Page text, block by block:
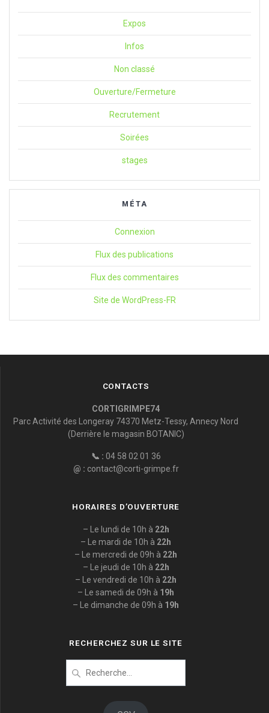
Expos
Infos
Non classé
Ouverture/Fermeture
Recrutement
Soirées
stages
MÉTA
Connexion
Flux des publications
Flux des commentaires
Site de WordPress-FR
CONTACTS
CORTIGRIMPE74
Parc Activité des Longeray 74370 Metz-Tessy, Annecy Nord
(Derrière le magasin BOTANIC)
📞 : 04 58 02 01 36
@ : contact@corti-grimpe.fr
HORAIRES D’OUVERTURE
– Le lundi de 10h à 22h
– Le mardi de 10h à 22h
– Le mercredi de 09h à 22h
– Le jeudi de 10h à 22h
– Le vendredi de 10h à 22h
– Le samedi de 09h à 19h
– Le dimanche de 09h à 19h
RECHERCHEZ SUR LE SITE
pour